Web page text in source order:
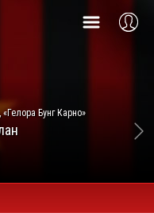
Бунг Карно»